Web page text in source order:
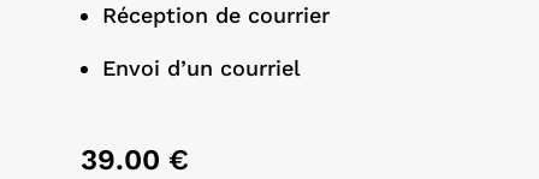
Réception de courrier
Envoi d’un courriel
39.00 €